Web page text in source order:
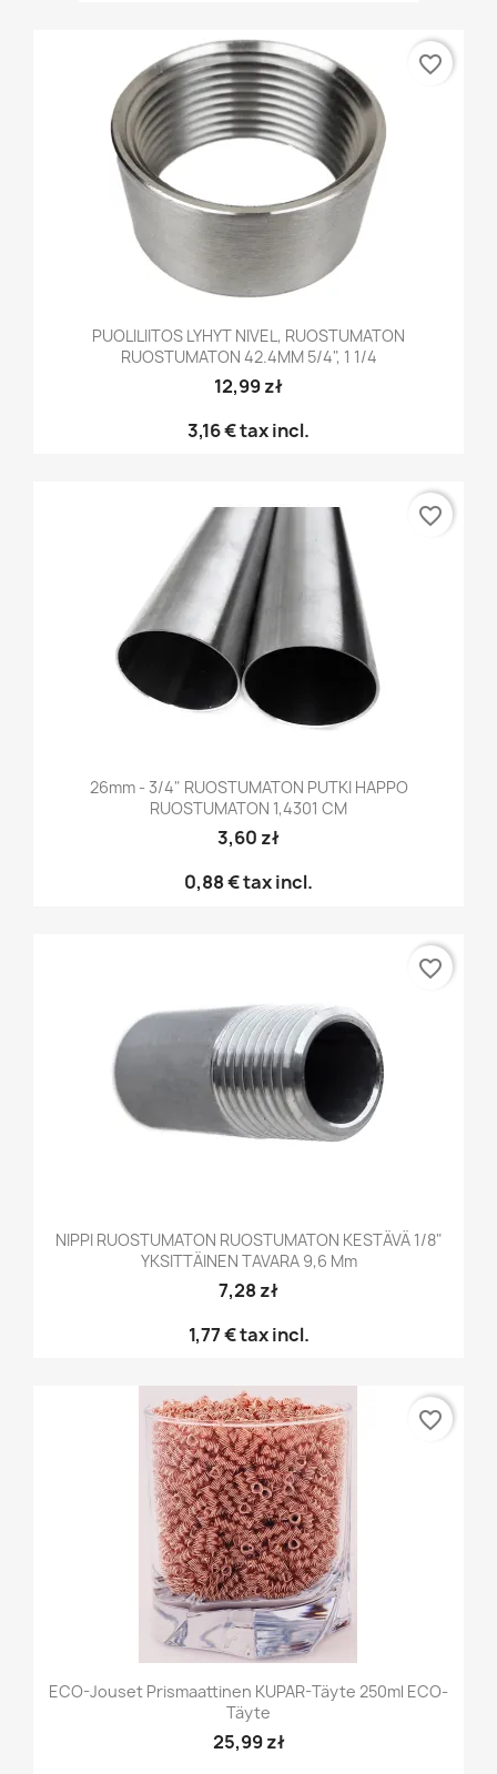
PUOLILIITOS LYHYT NIVEL, RUOSTUMATON
RUOSTUMATON 42.4MM 5/4", 1 1/4
12,99 zł
3,16 €tax incl.
favorite_border
26mm - 3/4" RUOSTUMATON PUTKI HAPPO
RUOSTUMATON 1,4301 CM
3,60 zł
0,88 €tax incl.
favorite_border
NIPPI RUOSTUMATON RUOSTUMATON KESTÄVÄ 1/8"
YKSITTÄINEN TAVARA 9,6 Mm
7,28 zł
1,77 €tax incl.
favorite_border
ECO-Jouset Prismaattinen KUPAR-Täyte 250ml ECO-
Täyte
25,99 zł
favorite_border